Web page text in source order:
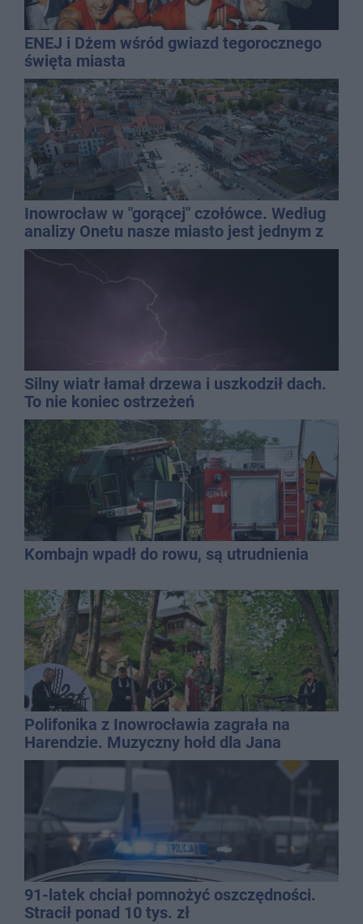
ENEJ i Dżem wśród gwiazd tegorocznego
święta miasta
Inowrocław w "gorącej" czołówce. Według
analizy Onetu nasze miasto jest jednym z
najbardziej narażonych na upały
Silny wiatr łamał drzewa i uszkodził dach.
To nie koniec ostrzeżeń
Kombajn wpadł do rowu, są utrudnienia
Polifonika z Inowrocławia zagrała na
Harendzie. Muzyczny hołd dla Jana
Kasprowicza
91-latek chciał pomnożyć oszczędności.
Stracił ponad 10 tys. zł